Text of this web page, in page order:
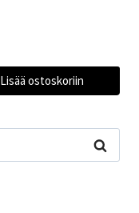
Lisää ostoskoriin
Haku